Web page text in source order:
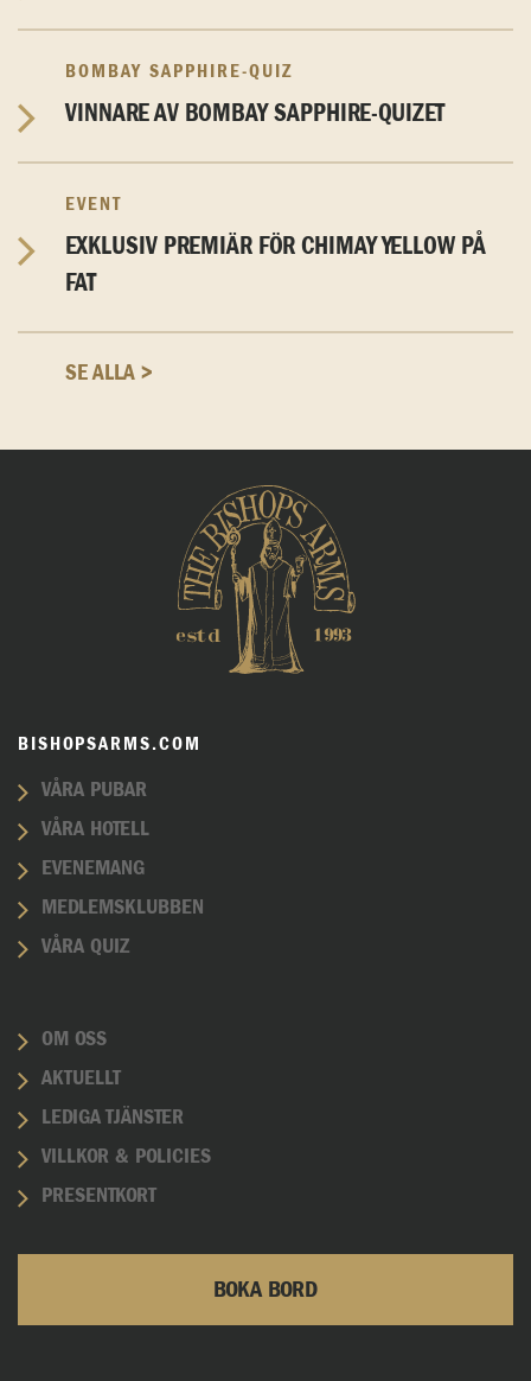
BOMBAY SAPPHIRE-QUIZ
VINNARE AV BOMBAY SAPPHIRE-QUIZET
EVENT
EXKLUSIV PREMIÄR FÖR CHIMAY YELLOW PÅ
FAT
SE ALLA >
BISHOPSARMS.COM
VÅRA PUBAR
VÅRA HOTELL
EVENEMANG
MEDLEMSKLUBBEN
VÅRA QUIZ
OM OSS
AKTUELLT
LEDIGA TJÄNSTER
VILLKOR & POLICIES
PRESENTKORT
BOKA BORD